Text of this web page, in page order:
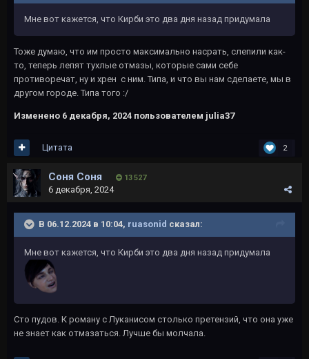
Мне вот кажется, что Кирби это два дня назад придумала
Тоже думаю, что им просто максимально насрать, слепили как-
то, теперь лепят тухлые отмазы, которые сами себе
противоречат, ну и хрен с ним. Типа, и что вы нам сделаете, мы в
другом городе. Типа того :/
Изменено 6 декабря, 2024 пользователем julia37
2
Цитата
Соня Соня 13 527
6 декабря, 2024
В 06.12.2024 в 10:04, ruasonid сказал:
Мне вот кажется, что Кирби это два дня назад придумала
Сто пудов. К роману с Луканисом столько претензий, что она уже
не знает как отмазаться. Лучше бы молчала.